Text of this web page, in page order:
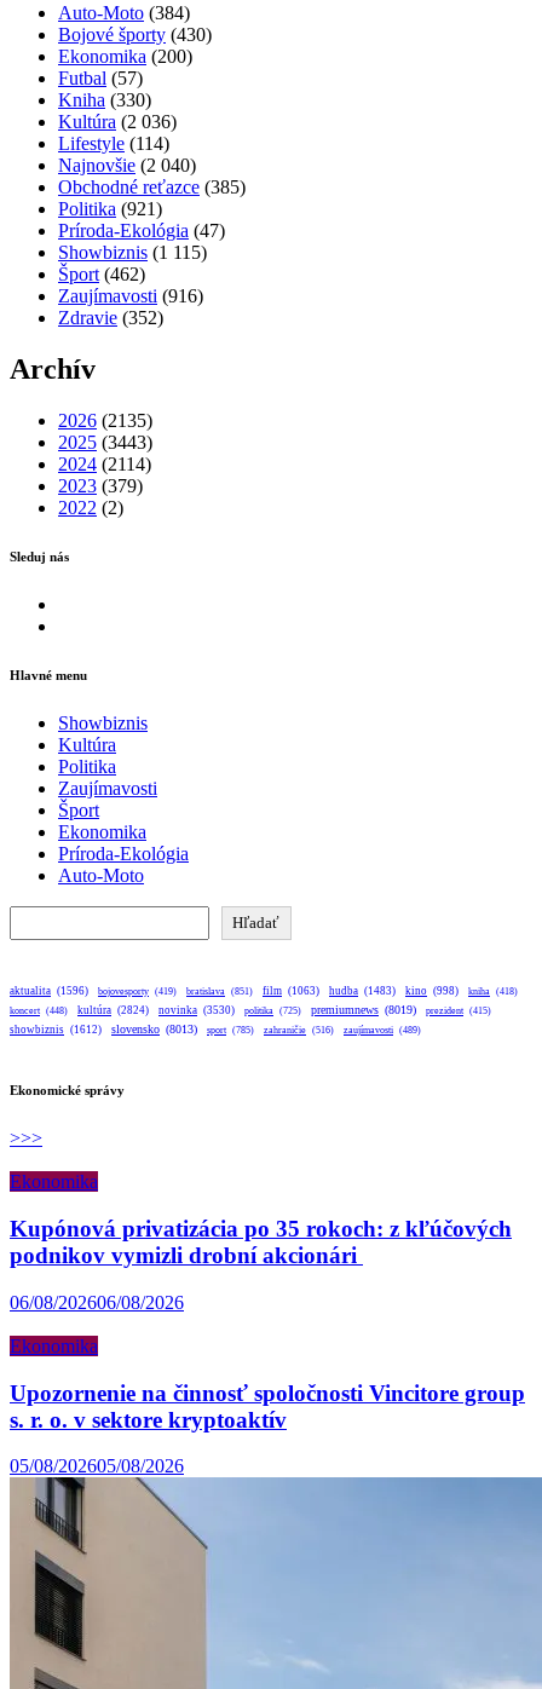
Auto-Moto (384)
Bojové športy (430)
Ekonomika (200)
Futbal (57)
Kniha (330)
Kultúra (2 036)
Lifestyle (114)
Najnovšie (2 040)
Obchodné reťazce (385)
Politika (921)
Príroda-Ekológia (47)
Showbiznis (1 115)
Šport (462)
Zaujímavosti (916)
Zdravie (352)
Archív
2026 (2135)
2025 (3443)
2024 (2114)
2023 (379)
2022 (2)
Sleduj nás
Hlavné menu
Showbiznis
Kultúra
Politika
Zaujímavosti
Šport
Ekonomika
Príroda-Ekológia
Auto-Moto
Hľadať
aktualita (1596) bojovesporty (419) bratislava (851) film (1063) hudba (1483) kino (998) kniha
(418)
koncert (448) kultúra (2824) novinka (3530) politika (725) premiumnews (8019) prezident (415)
showbiznis (1612) slovensko (8013) sport (785) zahraničie (516) zaujímavosti (489)
Ekonomické správy
>>>
Ekonomika
Kupónová privatizácia po 35 rokoch: z kľúčových
podnikov vymizli drobní akcionári
06/08/202606/08/2026
Ekonomika
Upozornenie na činnosť spoločnosti Vincitore group
s. r. o. v sektore kryptoaktív
05/08/202605/08/2026